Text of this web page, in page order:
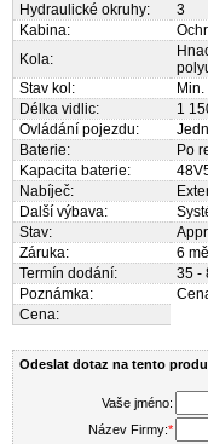
Hydraulické okruhy:
3
Kabina:
Kola:
Stav kol:
Délka vidlic:
1
Ovládání pojezdu:
Baterie:
Po
Kapacita baterie:
Nabíječ:
Další výbava:
Stav:
Záruka:
6
Termín dodání:
35 -
Poznámka:
Cena:
Odeslat dotaz na tento
Vaše jméno:
Název Firmy:*